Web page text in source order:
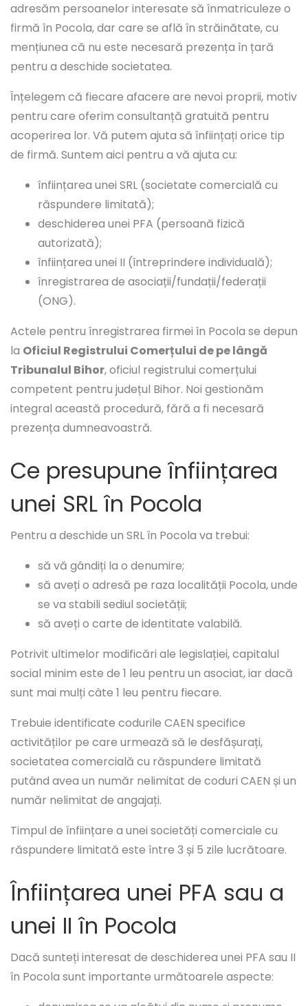
adresăm persoanelor interesate să înmatriculeze o
firmă în Pocola, dar care se află în străinătate, cu
mențiunea că nu este necesară prezența în țară
pentru a deschide societatea.
Înțelegem că fiecare afacere are nevoi proprii, motiv
pentru care oferim consultanță gratuită pentru
acoperirea lor. Vă putem ajuta să înființați orice tip
de firmă. Suntem aici pentru a vă ajuta cu:
înființarea unei SRL (societate comercială cu
răspundere limitată);
deschiderea unei PFA (persoană fizică
autorizată);
înființarea unei II (întreprindere individuală);
înregistrarea de asociații/fundații/federații
(ONG).
Actele pentru înregistrarea firmei în Pocola se depun
la Oficiul Registrului Comerțului de pe lângă
Tribunalul Bihor, oficiul registrului comerțului
competent pentru județul Bihor. Noi gestionăm
integral această procedură, fără a fi necesară
prezența dumneavoastră.
Ce presupune înființarea
unei SRL în Pocola
Pentru a deschide un SRL în Pocola va trebui:
să vă gândiți la o denumire;
să aveți o adresă pe raza localității Pocola, unde
se va stabili sediul societății;
să aveți o carte de identitate valabilă.
Potrivit ultimelor modificări ale legislației, capitalul
social minim este de 1 leu pentru un asociat, iar dacă
sunt mai mulți câte 1 leu pentru fiecare.
Trebuie identificate codurile CAEN specifice
activităților pe care urmează să le desfășurați,
societatea comercială cu răspundere limitată
putând avea un număr nelimitat de coduri CAEN și un
număr nelimitat de angajați.
Timpul de înființare a unei societăți comerciale cu
răspundere limitată este între 3 și 5 zile lucrătoare.
Înființarea unei PFA sau a
unei II în Pocola
Dacă sunteți interesat de deschiderea unei PFA sau II
în Pocola sunt importante următoarele aspecte: